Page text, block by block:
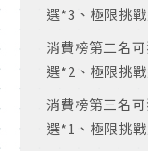
選*3、極限挑
消費榜第二名
選*2、極限挑
消費榜第三名
選*1、極限挑